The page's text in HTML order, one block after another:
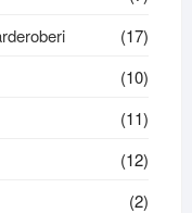
(17)
(10)
(11)
(12)
(2)